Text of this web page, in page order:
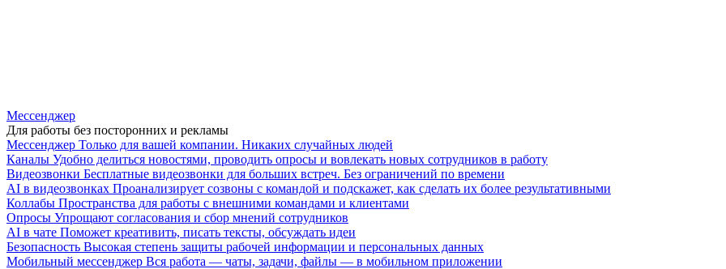
Мессенджер
Для работы без посторонних и рекламы
Мессенджер Только для вашей компании. Никаких случайных людей
Каналы Удобно делиться новостями, проводить опросы и вовлекать новых сотрудников в работу
Видеозвонки Бесплатные видеозвонки для больших встреч. Без ограничений по времени
AI в видеозвонках Проанализирует созвоны с командой и подскажет, как сделать их более результативными
Коллабы Пространства для работы с внешними командами и клиентами
Опросы Упрощают согласования и сбор мнений сотрудников
AI в чате Поможет креативить, писать тексты, обсуждать идеи
Безопасность Высокая степень защиты рабочей информации и персональных данных
Мобильный мессенджер Вся работа — чаты, задачи, файлы — в мобильном приложении